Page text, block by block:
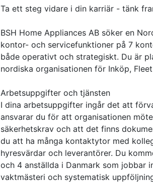
Ta ett steg vidare i din karriär - tänk
BSH Home Appliances AB söker en
kontor- och servicefunktioner på 7
både operativt och strategiskt. Du är
nordiska organisationen för Inköp,
Arbetsuppgifter och tjänsten
I dina arbetsuppgifter ingår det att
ansvarar du för att organisationen
säkerhetskrav och att det finns
du att ha många kontaktytor med
hyresvärdar och leverantörer. Du
och 4 anställda i Danmark som jobbar
vaktmästeri och systematisk